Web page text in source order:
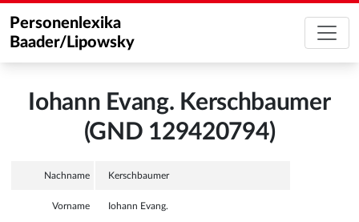
Personenlexika
Baader/Lipowsky
Iohann Evang. Kerschbaumer
(GND 129420794)
Nachname Kerschbaumer
Vorname Iohann Evang.